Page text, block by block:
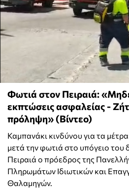
Φωτιά στον Πειραιά:
εκπτώσεις ασφαλείας -
πρόληψη» (Βίντεο)
Καμπανάκι κινδύνου για τα
μετά την φωτιά στο υπόγειο
Πειραιά ο πρόεδρος της
Πληρωμάτων Ιδιωτικών και
Θαλαμηγών.